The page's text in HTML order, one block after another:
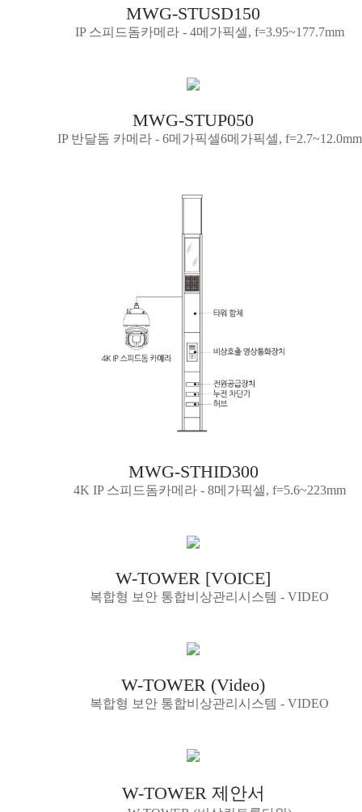
MWG-STUSD150
IP 스피드돔카메라 - 4메가픽셀, f=3.95~177.7mm
MWG-STUP050
IP 반달돔 카메라 - 6메가픽셀6메가픽셀, f=2.7~12.0mm
MWG-STHID300
4K IP 스피드돔카메라 - 8메가픽셀, f=5.6~223mm
W-TOWER [VOICE]
복합형 보안 통합비상관리시스템 - VIDEO
W-TOWER (Video)
복합형 보안 통합비상관리시스템 - VIDEO
W-TOWER 제안서